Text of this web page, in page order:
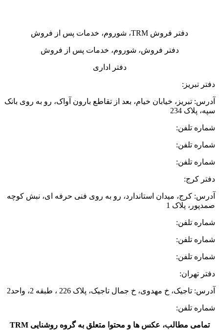
دفتر فروش TRM، شوروم، خدمات پس از فروش
دفتر فروش، شوروم، خدمات پس از فروش
دفتر اداری
دفتر تبریز:
آدرس: تبریز، خیابان خیام، بعد از تقاطع بارون آواک، رو به روی بانک
سپه، پلاک 234
شماره تلفن:
شماره تلفن:
شماره تلفن:
دفتر کرج:
آدرس: کرج، میدان استاندارد، رو به روی فنی حرفه ای، نبش کوچه
صمدپور، پلاک 1
شماره تلفن:
شماره تلفن:
شماره تلفن:
دفتر تهران:
آدرس: تاجیک، خ مهدوی، خ جمال تاجیک، پلاک 226 ، طبقه 2، واحد2
شماره تلفن:
تمامی مطالب، عکس ها و محتوا متعلق به گروه روشنایی TRM